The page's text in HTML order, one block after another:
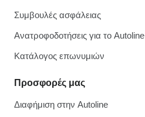
Συμβουλές ασφάλειας
Ανατροφοδοτήσεις για το Autoline
Κατάλογος επωνυμιών
Προσφορές μας
Διαφήμιση στην Autoline